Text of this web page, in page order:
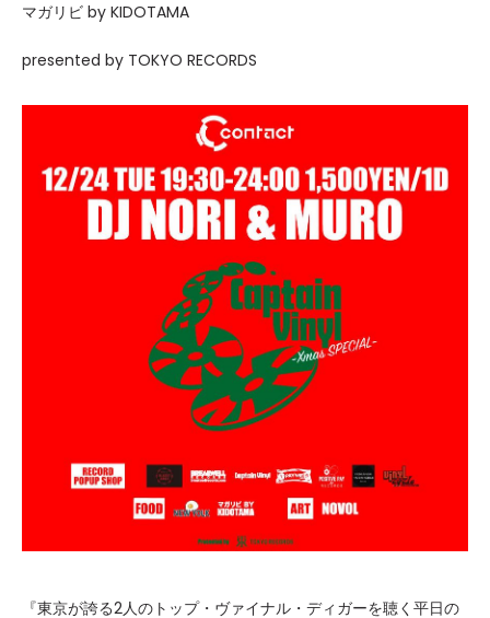
マガリビ by KIDOTAMA
presented by TOKYO RECORDS
『東京が誇る2人のトップ・ヴァイナル・ディガーを聴く平日の